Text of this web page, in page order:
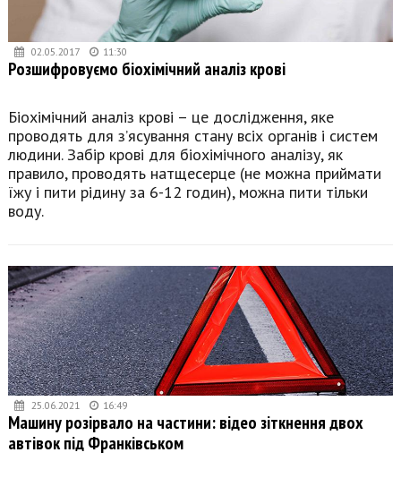
02.05.2017 11:30
Розшифровуємо біохімічний аналіз крові
Біохімічний аналіз крові – це дослідження, яке
проводять для з’ясування стану всіх органів і систем
людини. Забір крові для біохімічного аналізу, як
правило, проводять натщесерце (не можна приймати
їжу і пити рідину за 6-12 годин), можна пити тільки
воду.
25.06.2021 16:49
Машину розірвало на частини: відео зіткнення двох
автівок під Франківськом